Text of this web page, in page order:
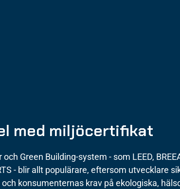
med miljöcertifikat
Green Building-system - som LEED,
- blir allt populärare, eftersom utvecklare
konsumenternas krav på ekologiska,